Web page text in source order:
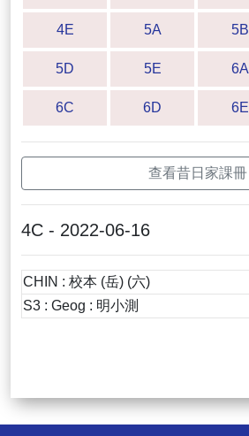
4E 5A 5B
5D 5E 6A
6C 6D 6E
查看昔日家課冊
4C - 2022-06-16
CHIN : 校本 (岳) (六)
S3 : Geog : 明小測